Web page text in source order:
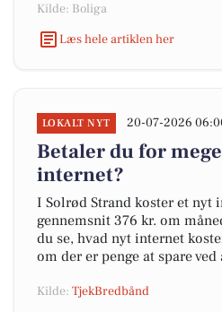
Kilde: Boliga
Læs hele artiklen her
LOKALT NYT 20-07-2026
Betaler du for
internet?
I Solrød Strand koster et nyt
gennemsnit 376 kr. om
du se, hvad nyt internet
om der er penge at spare ved
Kilde: TjekBredbånd